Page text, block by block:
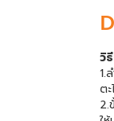
วิ
1.
ต
2.